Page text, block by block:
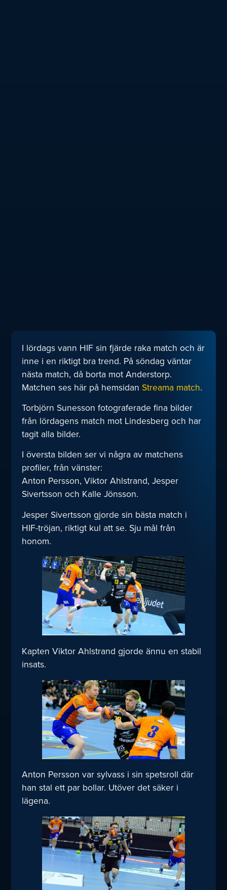
I lördags vann HIF sin fjärde raka match och är
inne i en riktigt bra trend. På söndag väntar
nästa match, då borta mot Anderstorp.
Matchen ses här på hemsidan Streama match.
Torbjörn Sunesson fotograferade fina bilder
från lördagens match mot Lindesberg och har
tagit alla bilder.
I översta bilden ser vi några av matchens
profiler, från vänster:
Anton Persson, Viktor Ahlstrand, Jesper
Sivertsson och Kalle Jönsson.
Jesper Sivertsson gjorde sin bästa match i
HIF-tröjan, riktigt kul att se. Sju mål från
honom.
Kapten Viktor Ahlstrand gjorde ännu en stabil
insats.
Anton Persson var sylvass i sin spetsroll där
han stal ett par bollar. Utöver det säker i
lägena.